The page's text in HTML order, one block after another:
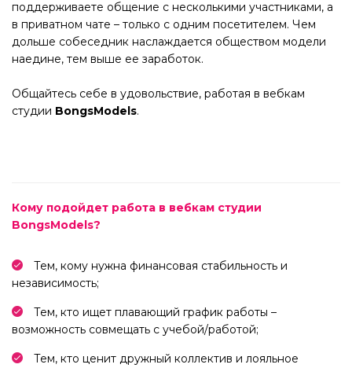
поддерживаете общение с несколькими участниками, а
в приватном чате – только с одним посетителем. Чем
дольше собеседник наслаждается обществом модели
наедине, тем выше ее заработок.
Общайтесь себе в удовольствие, работая в вебкам
студии BongsModels.
Кому подойдет работа в вебкам студии
BongsModels?
Тем, кому нужна финансовая стабильность и
независимость;
Тем, кто ищет плавающий график работы –
возможность совмещать с учебой/работой;
Тем, кто ценит дружный коллектив и лояльное